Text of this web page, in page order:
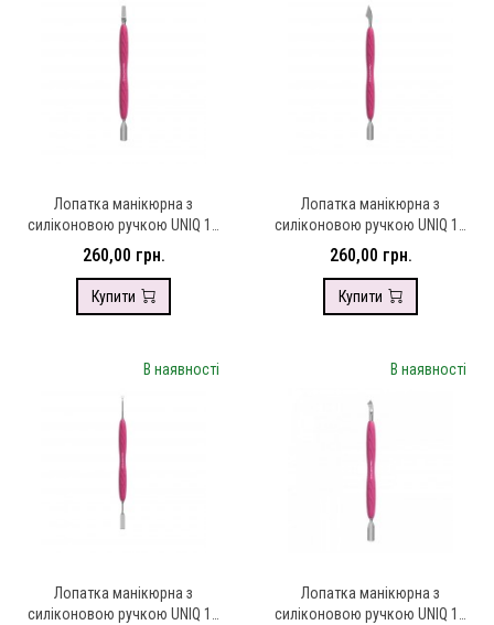
Лопатка манікюрна з
силіконовою ручкою UNIQ 10
TYPE 5 (пушер округлий
вузький + лопать широка
пряма)
260,00 грн.
Купити
Лопатка манікюрна з
силіконовою ручкою UNIQ 10
TYPE 3 (пушер округлий
вузький + топірець)
260,00 грн.
Купити
В наявності
Лопатка манікюрна з
силіконовою ручкою UNIQ 11
В наявності
Лопатка манікюрна з
силіконовою ручкою UNIQ 10